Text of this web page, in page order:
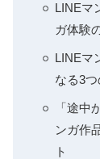
LINEマ
ガ体験
LINEマ
なる3
「途中
ンガ作
ト